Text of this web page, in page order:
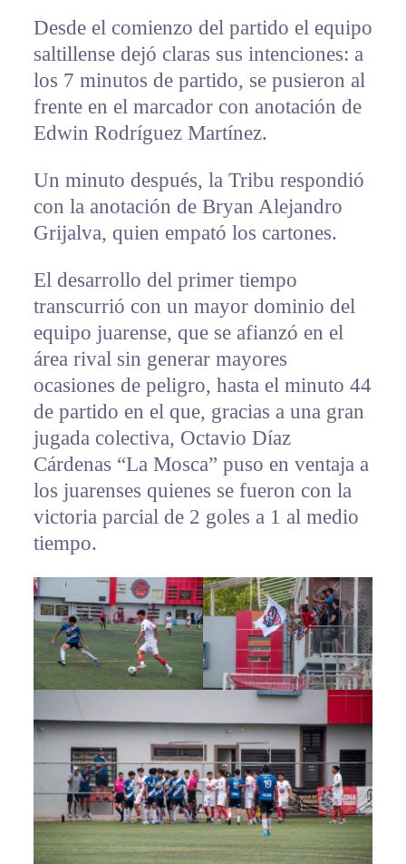
Desde el comienzo del partido el equipo
saltillense dejó claras sus intenciones: a
los 7 minutos de partido, se pusieron al
frente en el marcador con anotación de
Edwin Rodríguez Martínez.
Un minuto después, la Tribu respondió
con la anotación de Bryan Alejandro
Grijalva, quien empató los cartones.
El desarrollo del primer tiempo
transcurrió con un mayor dominio del
equipo juarense, que se afianzó en el
área rival sin generar mayores
ocasiones de peligro, hasta el minuto 44
de partido en el que, gracias a una gran
jugada colectiva, Octavio Díaz
Cárdenas “La Mosca” puso en ventaja a
los juarenses quienes se fueron con la
victoria parcial de 2 goles a 1 al medio
tiempo.